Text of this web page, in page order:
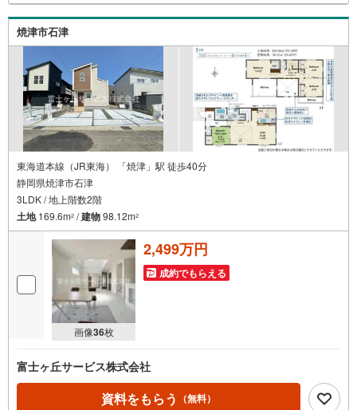
焼津市石津
東海道本線（JR東海） 「焼津」駅 徒歩40分
静岡県焼津市石津
3LDK / 地上階数2階
土地169.6m2 /建物98.12m2
画像36枚
2,499万円
成約でもらえる
富士ヶ丘サービス株式会社
資料をもらう （無料）